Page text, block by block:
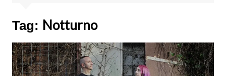
Tag: Notturno